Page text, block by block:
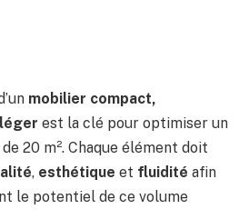
mobilier compact,
est la clé pour optimiser un
20 m². Chaque élément doit
, esthétique et fluidité afin
le potentiel de ce volume